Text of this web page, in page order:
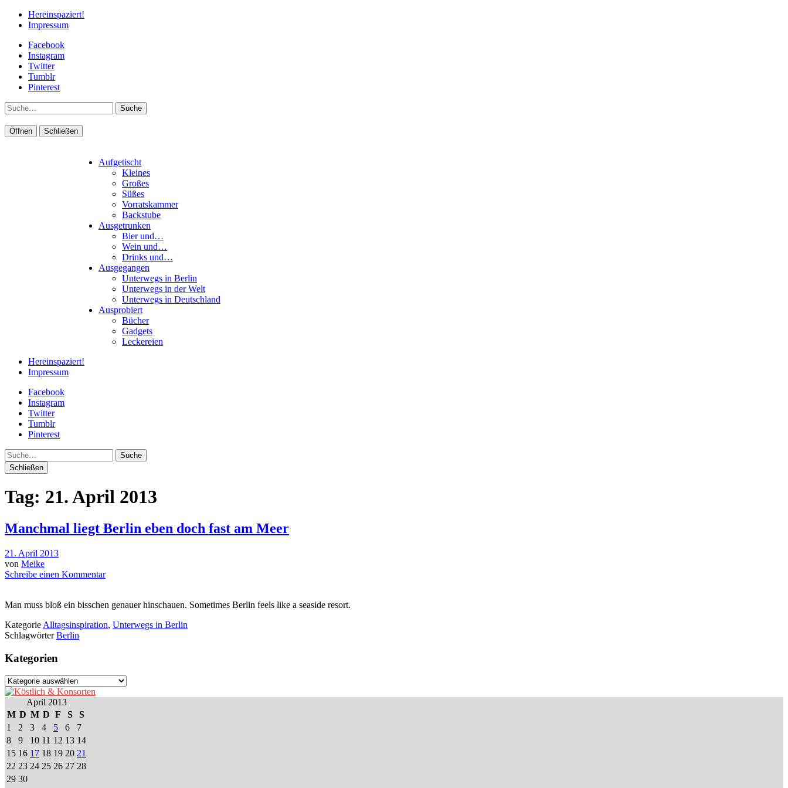
Hereinspaziert!
Impressum
Facebook
Instagram
Twitter
Tumblr
Pinterest
Suche
Öffnen Schließen
Aufgetischt
Kleines
Großes
Süßes
Vorratskammer
Backstube
Ausgetrunken
Bier und…
Wein und…
Drinks und…
Ausgegangen
Unterwegs in Berlin
Unterwegs in der Welt
Unterwegs in Deutschland
Ausprobiert
Bücher
Gadgets
Leckereien
Hereinspaziert!
Impressum
Facebook
Instagram
Twitter
Tumblr
Pinterest
Suche
Schließen
Tag: 21. April 2013
Manchmal liegt Berlin eben doch fast am Meer
21. April 2013
von Meike
Schreibe einen Kommentar
Man muss bloß ein bisschen genauer hinschauen. Sometimes Berlin feels like a seaside resort.
Kategorie Alltagsinspiration, Unterwegs in Berlin
SchlagwörterBerlin
Kategorien
Kategorien
April 2013
M D M D F S
S
1
2 3 4 5 6
7
8
9 10 11 12 13 14
15 16 17 18 19 20 21
22 23 24 25 26 27 28
29 30